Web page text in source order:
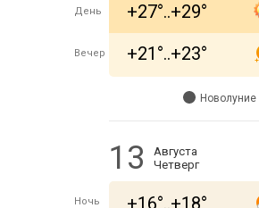
День +27°..+29°
Вечер +21°..+23°
Новолуние
13
Августа
Четверг
Ночь +16°..+18°